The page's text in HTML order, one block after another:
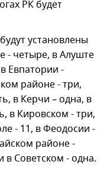
РК будет
установлены
- четыре, в Алуште
Евпатории -
районе - три,
в Керчи – одна, в
в Кировском - три,
- 11, в Феодосии -
районе -
Советском - одна.